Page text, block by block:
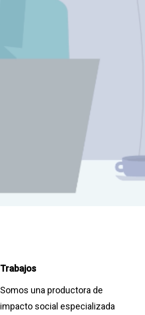
Trabajos
Somos una productora de
impacto social especializada